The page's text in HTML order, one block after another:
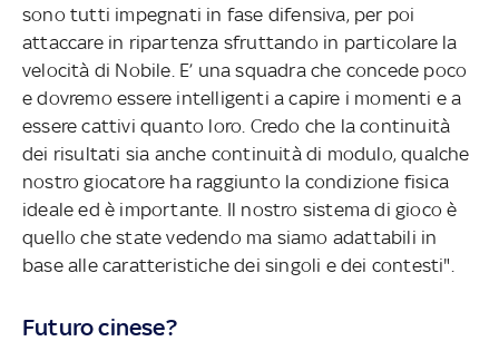
sono tutti impegnati in fase difensiva, per poi
attaccare in ripartenza sfruttando in particolare la
velocità di Nobile. E’ una squadra che concede poco
e dovremo essere intelligenti a capire i momenti e a
essere cattivi quanto loro. Credo che la continuità
dei risultati sia anche continuità di modulo, qualche
nostro giocatore ha raggiunto la condizione fisica
ideale ed è importante. Il nostro sistema di gioco è
quello che state vedendo ma siamo adattabili in
base alle caratteristiche dei singoli e dei contesti".
Futuro cinese?